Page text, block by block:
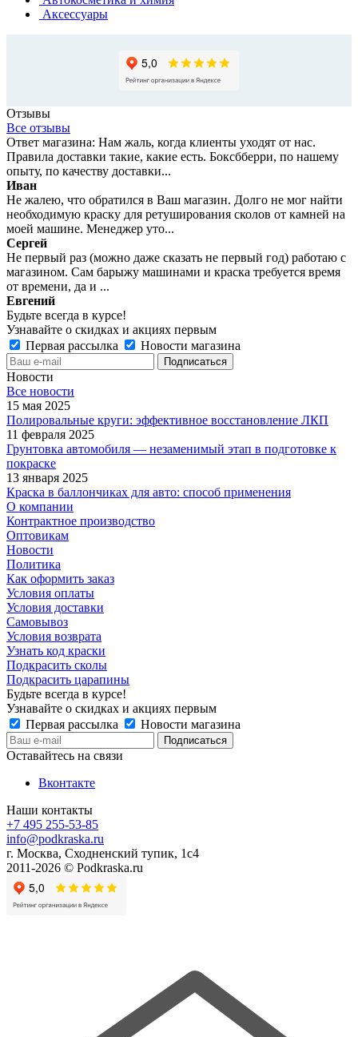
Аксессуары
Отзывы
Все отзывы
Ответ магазина: Нам жаль, когда клиенты уходят от нас.
Правила доставки такие, какие есть. Боксбберри, по нашему
опыту, по качеству доставки...
Иван
Не жалею, что обратился в Ваш магазин. Долго не мог найти
необходимую краску для ретуширования сколов от камней на
моей машине. Менеджер уто...
Сергей
Не первый раз (можно даже сказать не первый год) работаю с
магазином. Сам барыжу машинами и краска требуется время
от времени, да и ...
Евгений
Будьте всегда в курсе!
Узнавайте о скидках и акциях первым
Первая рассылка
Новости магазина
Новости
Все новости
15 мая 2025
Полировальные круги: эффективное восстановление ЛКП
11 февраля 2025
Грунтовка автомобиля — незаменимый этап в подготовке к
покраске
13 января 2025
Краска в баллончиках для авто: способ применения
О компании
Контрактное производство
Оптовикам
Новости
Политика
Как оформить заказ
Условия оплаты
Условия доставки
Самовывоз
Условия возврата
Узнать код краски
Подкрасить сколы
Подкрасить царапины
Будьте всегда в курсе!
Узнавайте о скидках и акциях первым
Первая рассылка
Новости магазина
Оставайтесь на связи
Вконтакте
Наши контакты
+7 495 255-53-85
info@podkraska.ru
г. Москва, Сходненский тупик, 1с4
2011-2026 © Podkraska.ru